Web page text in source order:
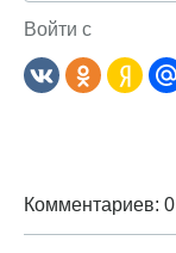
Войти с
Комментариев: 0